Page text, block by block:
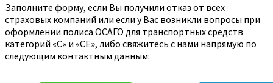
Заполните форму, если Вы получили отказ от всех
страховых компаний или если у Вас возникли вопросы при
оформлении полиса ОСАГО для транспортных средств
категорий «C» и «CE», либо свяжитесь с нами напрямую по
следующим контактным данным: